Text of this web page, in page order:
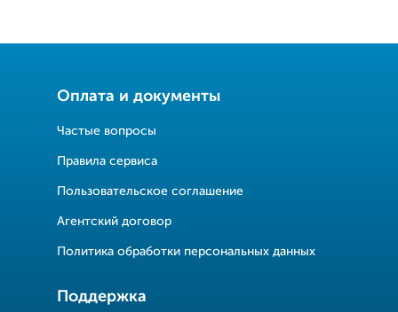
Оплата и документы
Частые вопросы
Правила сервиса
Пользовательское соглашение
Агентский договор
Политика обработки персональных данных
Поддержка